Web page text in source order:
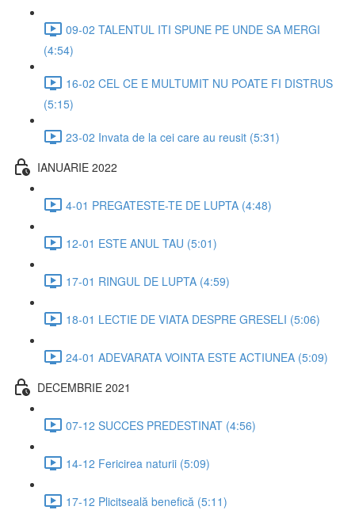
09-02 TALENTUL ITI SPUNE PE UNDE SA MERGI
(4:54)
16-02 CEL CE E MULTUMIT NU POATE FI DISTRUS
(5:15)
23-02 Invata de la cei care au reusit (5:31)
IANUARIE 2022
4-01 PREGATESTE-TE DE LUPTA (4:48)
12-01 ESTE ANUL TAU (5:01)
17-01 RINGUL DE LUPTA (4:59)
18-01 LECTIE DE VIATA DESPRE GRESELI (5:06)
24-01 ADEVARATA VOINTA ESTE ACTIUNEA (5:09)
DECEMBRIE 2021
07-12 SUCCES PREDESTINAT (4:56)
14-12 Fericirea naturii (5:09)
17-12 Plicitseală benefică (5:11)